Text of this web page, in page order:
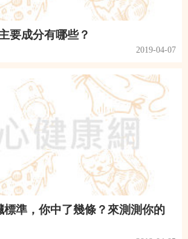
要成分有哪些？
2019-04-07
標準，你中了幾條？來測測你的